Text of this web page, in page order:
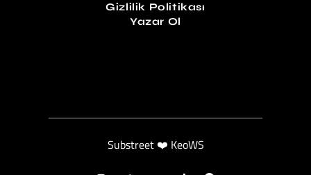
Gizlilik Politikası
Yazar Ol
Substreet ❤️ KeoWS